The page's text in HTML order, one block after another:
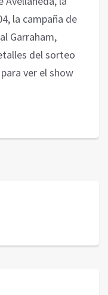
la campaña de
Garraham,
del sorteo
ver el show